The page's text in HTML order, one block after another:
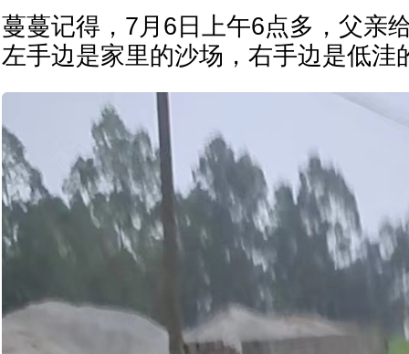
蔓蔓记得，7月6日上午6点多，父亲
左手边是家里的沙场，右手边是低洼